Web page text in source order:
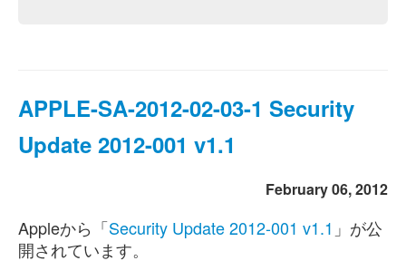
APPLE-SA-2012-02-03-1 Security
Update 2012-001 v1.1
February 06, 2012
Appleから「Security Update 2012-001 v1.1 」が公
開されています。